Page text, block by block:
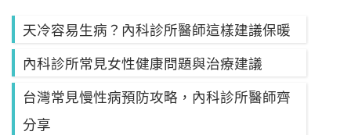
天冷容易生病？內科診所醫師這樣建議保暖
內科診所常見女性健康問題與治療建議
台灣常見慢性病預防攻略，內科診所醫師齊
分享